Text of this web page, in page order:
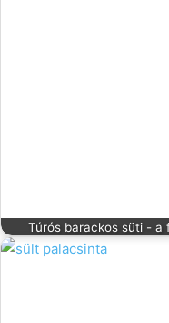
Túrós barackos süti - a